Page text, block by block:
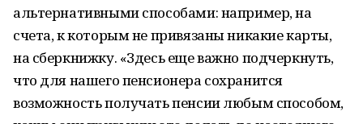
альтернативными способами: например, на
счета, к которым не привязаны никакие карты,
на сберкнижку. «Здесь еще важно подчеркнуть,
что для нашего пенсионера сохранится
возможность получать пенсии любым способом,